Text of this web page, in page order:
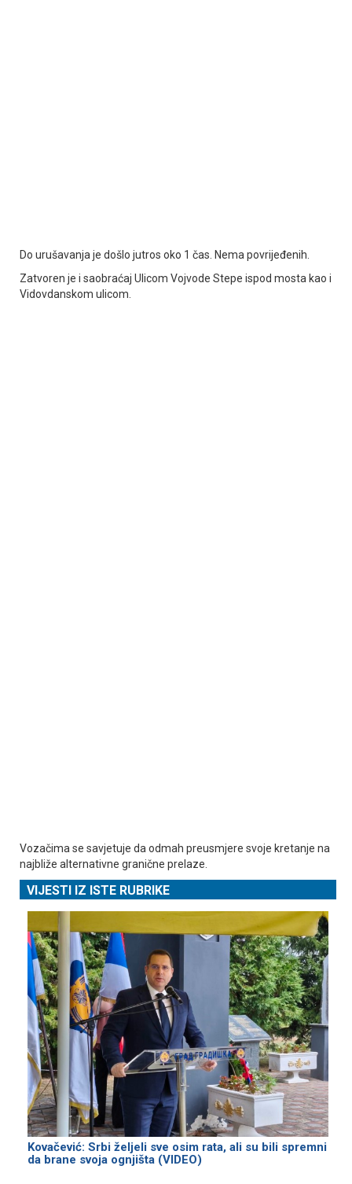
Do urušavanja je došlo jutros oko 1 čas. Nema povrijeđenih.
Zatvoren je i saobraćaj Ulicom Vojvode Stepe ispod mosta kao i
Vidovdanskom ulicom.
Vozačima se savjetuje da odmah preusmjere svoje kretanje na
najbliže alternativne granične prelaze.
VIJESTI IZ ISTE RUBRIKE
Kovačević: Srbi željeli sve osim rata, ali su bili spremni
da brane svoja ognjišta (VIDEO)